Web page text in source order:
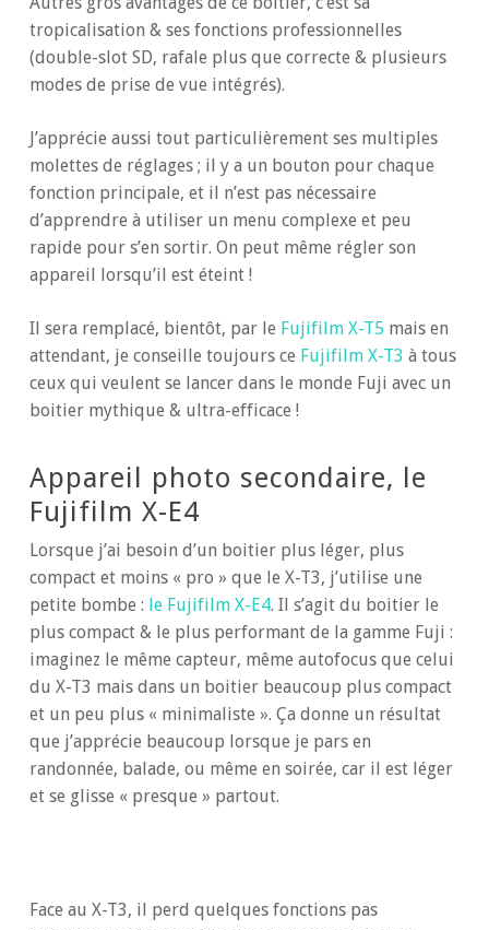
tropicalisation & ses fonctions professionnelles
(double-slot SD, rafale plus que correcte & plusieurs
modes de prise de vue intégrés).
J’apprécie aussi tout particulièrement ses multiples
molettes de réglages ; il y a un bouton pour chaque
fonction principale, et il n’est pas nécessaire
d’apprendre à utiliser un menu complexe et peu
rapide pour s’en sortir. On peut même régler son
appareil lorsqu’il est éteint !
Il sera remplacé, bientôt, par le Fujifilm X-T5mais en
attendant, je conseille toujours ce Fujifilm X-T3 à tous
ceux qui veulent se lancer dans le monde Fuji avec un
boitier mythique & ultra-efficace !
Appareil photo secondaire, le
Fujifilm X-E4
Lorsque j’ai besoin d’un boitier plus léger, plus
compact et moins « pro » que le X-T3, j’utilise une
petite bombe : le Fujifilm X-E4. Il s’agit du boitier le
plus compact & le plus performant de la gamme Fuji :
imaginez le même capteur, même autofocus que celui
du X-T3 mais dans un boitier beaucoup plus compact
et un peu plus « minimaliste ». Ça donne un résultat
que j’apprécie beaucoup lorsque je pars en
randonnée, balade, ou même en soirée, car il est léger
et se glisse « presque » partout.
Face au X-T3, il perd quelques fonctions pas